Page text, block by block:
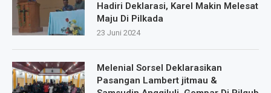
Hadiri Deklarasi, Karel Makin Melesat
Maju Di Pilkada
23 Juni 2024
Melenial Sorsel Deklarasikan
Pasangan Lambert jitmau &